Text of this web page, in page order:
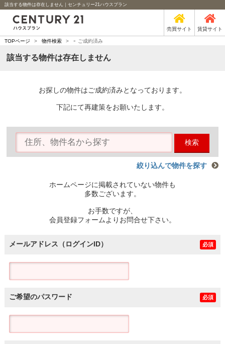
該当する物件は存在しません｜センチュリー21ハウスプラン
売買サイト 賃貸サイト
TOPページ > 物件検索 > - ご成約済み
該当する物件は存在しません
お探しの物件はご成約済みとなっております。
下記にて再建策をお願いたします。
検索
絞り込んで物件を探す
ホームページに掲載されていない物件も
多数ございます。
お手数ですが、
会員登録フォームよりお問合せ下さい。
メールアドレス（ログインID） 必須
ご希望のパスワード 必須